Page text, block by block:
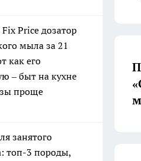
Price дозатор
мыла за 21
как его
– быт на кухне
проще
занятого
топ-3 породы,